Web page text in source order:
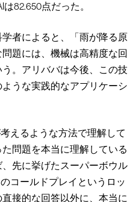
82.650点だった。
者によると、「雨が降る原
題には、機械は高精度な回
。アリババは今後、この技
うな実践的なアプリケーシ
えるような方法で理解して
問題を本当に理解している
先に挙げたスーパーボウル
コールドプレイというロッ
接的な回答以外に、本当に